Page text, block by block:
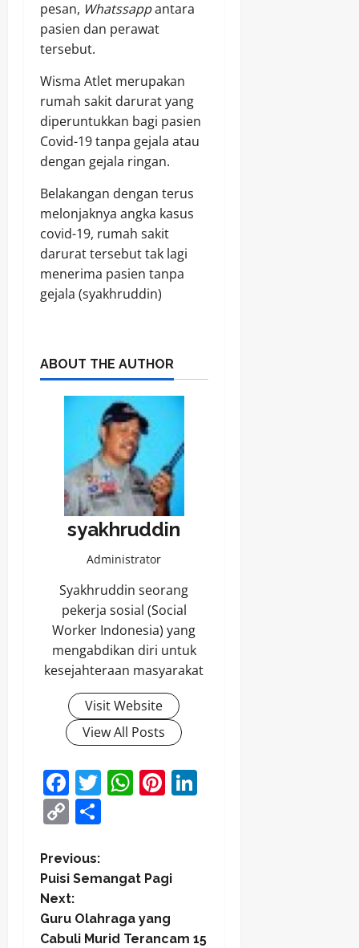
pesan, Whatssappantara
pasien dan perawat
tersebut.
Wisma Atlet merupakan
rumah sakit darurat yang
diperuntukkan bagi pasien
Covid-19 tanpa gejala atau
dengan gejala ringan.
Belakangan dengan terus
melonjaknya angka kasus
covid-19, rumah sakit
darurat tersebut tak lagi
menerima pasien tanpa
gejala (syakhruddin)
ABOUT THE AUTHOR
syakhruddin
Administrator
Syakhruddin seorang
pekerja sosial (Social
Worker Indonesia) yang
mengabdikan diri untuk
kesejahteraan masyarakat
Visit Website
View All Posts
Facebook
Twitter
WhatsApp
Pinterest
Copy
P
o
s
Previous:
Puisi Semangat Pagi
Next:
Guru Olahraga yang
Cabuli Murid Terancam 15